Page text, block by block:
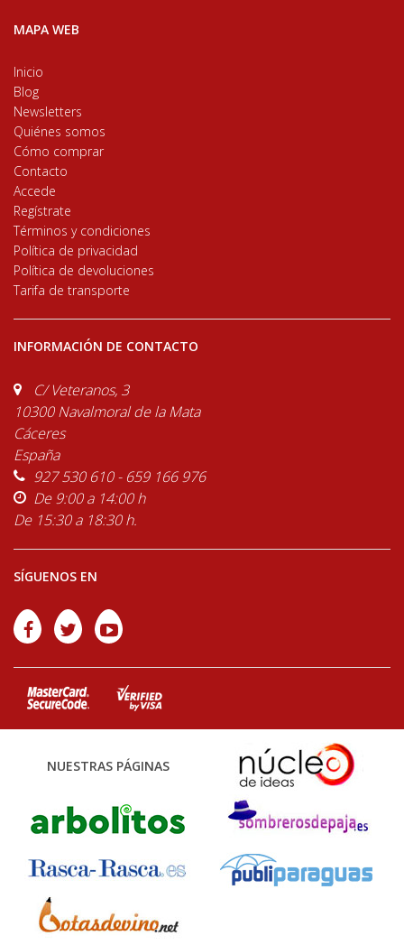
MAPA WEB
Inicio
Blog
Newsletters
Quiénes somos
Cómo comprar
Contacto
Accede
Regístrate
Términos y condiciones
Política de privacidad
Política de devoluciones
Tarifa de transporte
INFORMACIÓN DE CONTACTO
C/ Veteranos, 3
10300 Navalmoral de la Mata
Cáceres
España
927 530 610 - 659 166 976
De 9:00 a 14:00 h
De 15:30 a 18:30 h.
SÍGUENOS EN
NUESTRAS PÁGINAS